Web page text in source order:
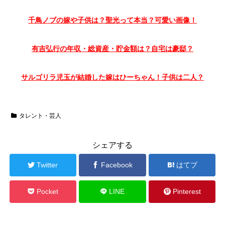
千鳥ノブの嫁や子供は？聖光って本当？可愛い画像！
有吉弘行の年収・総資産・貯金額は？自宅は豪邸？
サルゴリラ児玉が結婚した嫁はひーちゃん！子供は二人？
タレント・芸人
シェアする
Twitter Facebook はてブ
Pocket LINE Pinterest